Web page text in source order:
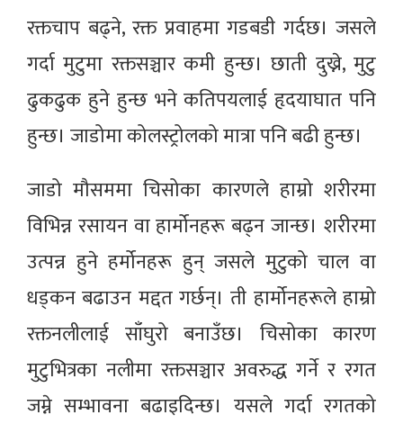
रक्तचाप बढ्ने, रक्त प्रवाहमा गडबडी गर्दछ। जसले
गर्दा मुटुमा रक्तसञ्चार कमी हुन्छ। छाती दुख्ने, मुटु
ढुकढुक हुने हुन्छ भने कतिपयलाई हृदयाघात पनि
हुन्छ। जाडोमा कोलस्ट्रोलको मात्रा पनि बढी हुन्छ।
जाडो मौसममा चिसोका कारणले हाम्रो शरीरमा
विभिन्न रसायन वा हार्मोनहरू बढ्न जान्छ। शरीरमा
उत्पन्न हुने हर्मोनहरू हुन् जसले मुटुको चाल वा
धड्कन बढाउन मद्दत गर्छन्। ती हार्मोनहरूले हाम्रो
रक्तनलीलाई साँघुरो बनाउँछ। चिसोका कारण
मुटुभित्रका नलीमा रक्तसञ्चार अवरुद्ध गर्ने र रगत
जम्ने सम्भावना बढाइदिन्छ। यसले गर्दा रगतको